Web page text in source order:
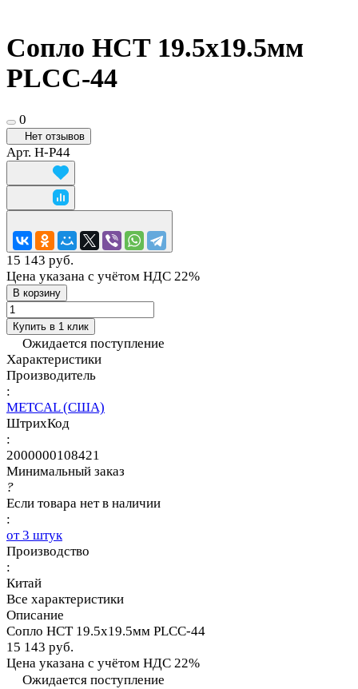
Сопло HCT 19.5х19.5мм
PLCC-44
0
Нет отзывов
Арт. H-P44
15 143 руб.
Цена указана с учётом НДС 22%
В корзину
Купить в 1 клик
Ожидается поступление
Характеристики
Производитель
:
METCAL (США)
ШтрихКод
:
2000000108421
Минимальный заказ
?
Если товара нет в наличии
:
от 3 штук
Производство
:
Китай
Все характеристики
Описание
Сопло HCT 19.5х19.5мм PLCC-44
15 143 руб.
Цена указана с учётом НДС 22%
Ожидается поступление